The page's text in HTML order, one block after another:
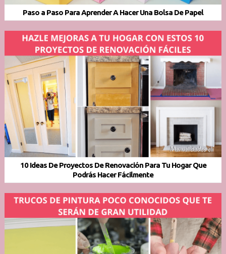
Paso a Paso Para Aprender A Hacer Una Bolsa De Papel
10 Ideas De Proyectos De Renovación Para Tu Hogar Que
Podrás Hacer Fácilmente